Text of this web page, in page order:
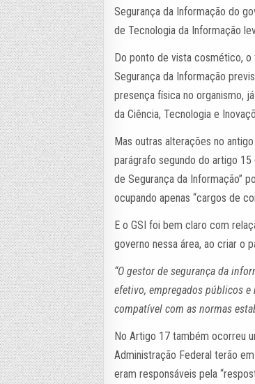
Segurança da Informação do
de Tecnologia da Informação
Do ponto de vista cosmético,
Segurança da Informação
presença física no organismo,
da Ciência, Tecnologia e
Mas outras alterações no
parágrafo segundo do artigo
de Segurança da Informação”
ocupando apenas “cargos de
E o GSI foi bem claro com
governo nessa área, ao criar o
“O gestor de segurança da
efetivo, empregados públicos
compatível com as normas
No Artigo 17 também ocorreu
Administração Federal terão
eram responsáveis pela